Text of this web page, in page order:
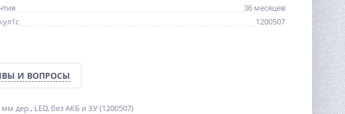
36 месяцев
1200507
И ВОПРОСЫ
дер., LED, без АКБ и ЗУ (1200507)